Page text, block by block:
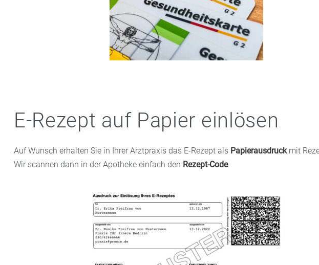
E-Rezept auf Papier einlösen
Auf Wunsch erhalten Sie in Ihrer Arztpraxis das E-Rezept als Papierausdruckmit
Wir scannen dann in der Apotheke einfach den Rezept-Code.